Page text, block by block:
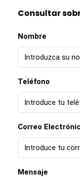
Consultar
Nombre
Teléfono
Correo
Mensaje